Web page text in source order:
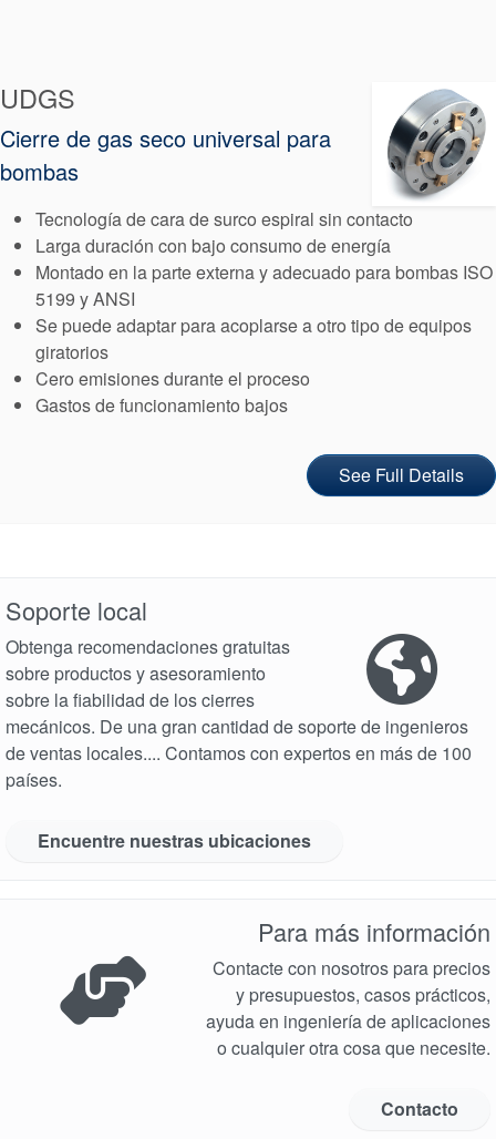
sellado
Reparación
de Cierres
Localizaciones
Noticias
Sostenibilidad
Planos de tuberías API
Guías de la industria
Folletos de productos
UDGS
Cierre de gas seco universal para
bombas
Tecnología de cara de surco espiral sin contacto
Larga duración con bajo consumo de energía
Montado en la parte externa y adecuado para bombas ISO
5199 y ANSI
Se puede adaptar para acoplarse a otro tipo de equipos
giratorios
Cero emisiones durante el proceso
Gastos de funcionamiento bajos
See Full Details
Soporte local
Obtenga recomendaciones gratuitas
sobre productos y asesoramiento
sobre la fiabilidad de los cierres
mecánicos. De una gran cantidad de soporte de ingenieros
de ventas locales.... Contamos con expertos en más de 100
países.
Encuentre nuestras ubicaciones
Para más información
Contacte con nosotros para precios
y presupuestos, casos prácticos,
ayuda en ingeniería de aplicaciones
o cualquier otra cosa que necesite.
Contacto